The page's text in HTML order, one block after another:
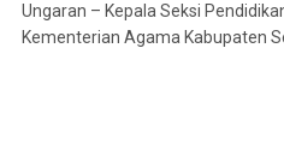
Ungaran – Kepala Seksi
Kementerian Agama Kabupaten